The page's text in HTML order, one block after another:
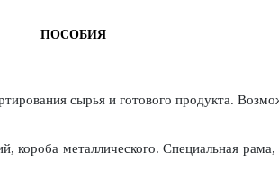
ПОСОБИЯ
сырья и готового продукта.
металлического. Специальная рама,